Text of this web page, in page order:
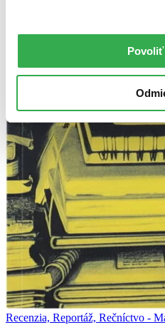
Recenzia, Reportáž, Rečníctvo -